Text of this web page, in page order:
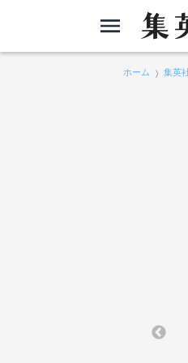
ホーム 集英